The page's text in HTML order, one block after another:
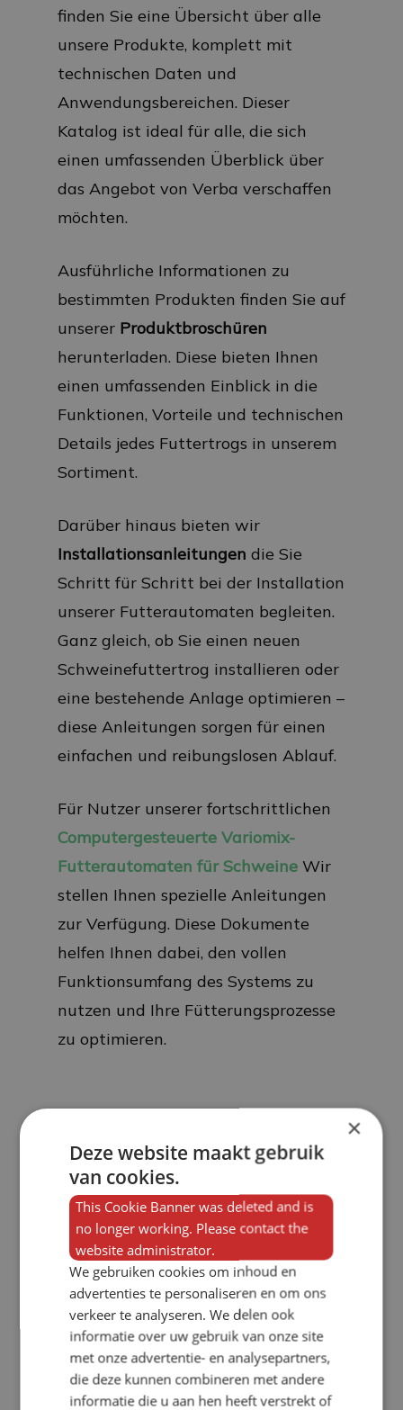
finden Sie eine Übersicht über alle
unsere Produkte, komplett mit
technischen Daten und
Anwendungsbereichen. Dieser
Katalog ist ideal für alle, die sich
einen umfassenden Überblick über
das Angebot von Verba verschaffen
möchten.
Ausführliche Informationen zu
bestimmten Produkten finden Sie auf
unserer Produktbroschüren
herunterladen. Diese bieten Ihnen
einen umfassenden Einblick in die
Funktionen, Vorteile und technischen
Details jedes Futtertrogs in unserem
Sortiment.
Darüber hinaus bieten wir
Installationsanleitungen die Sie
Schritt für Schritt bei der Installation
unserer Futterautomaten begleiten.
Ganz gleich, ob Sie einen neuen
Schweinefuttertrog installieren oder
eine bestehende Anlage optimieren –
diese Anleitungen sorgen für einen
einfachen und reibungslosen Ablauf.
Für Nutzer unserer fortschrittlichen
Computergesteuerte Variomix-
Futterautomaten für Schweine Wir
stellen Ihnen spezielle Anleitungen
zur Verfügung. Diese Dokumente
helfen Ihnen dabei, den vollen
Funktionsumfang des Systems zu
nutzen und Ihre Fütterungsprozesse
zu optimieren.
VERBA-Katalog
Broschüren
Broschüre „Speedfeeder“
Mewaco-Broschüre
Broschüre „Schweineletfeeder K-
×
Deze website maakt gebruik
van cookies.
This Cookie Banner was deleted and is
no longer working. Please contact the
website administrator.
We gebruiken cookies om inhoud en
advertenties te personaliseren en om ons
verkeer te analyseren. We delen ook
informatie over uw gebruik van onze site
met onze advertentie- en analysepartners,
die deze kunnen combineren met andere
informatie die u aan hen heeft verstrekt of